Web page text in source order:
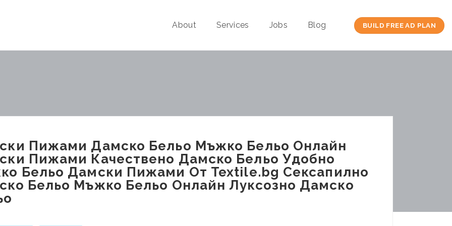
About Services Jobs Blog BUILD FREE AD PLAN
Пижами Дамско Бельо Мъжко Бельо Онлайн
Пижами Качествено Дамско Бельо Удобно
Бельо Дамски Пижами От Textile.bg Сексапилно
Бельо Мъжко Бельо Онлайн Луксозно Дамско